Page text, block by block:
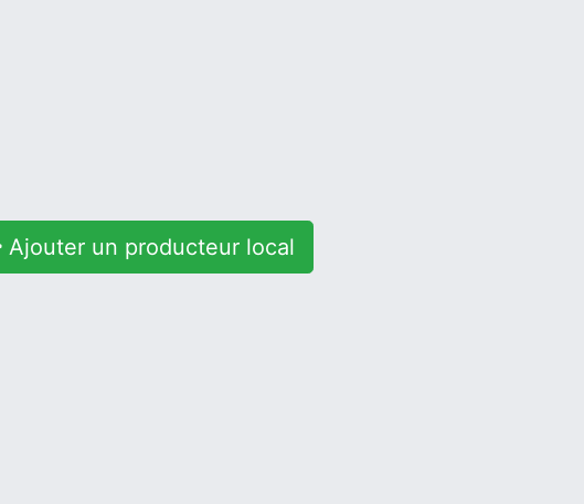
Ajouter un producteur local